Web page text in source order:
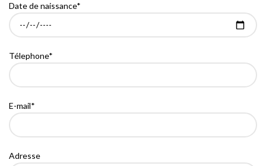
Date de naissance*
Télephone*
E-mail*
Adresse